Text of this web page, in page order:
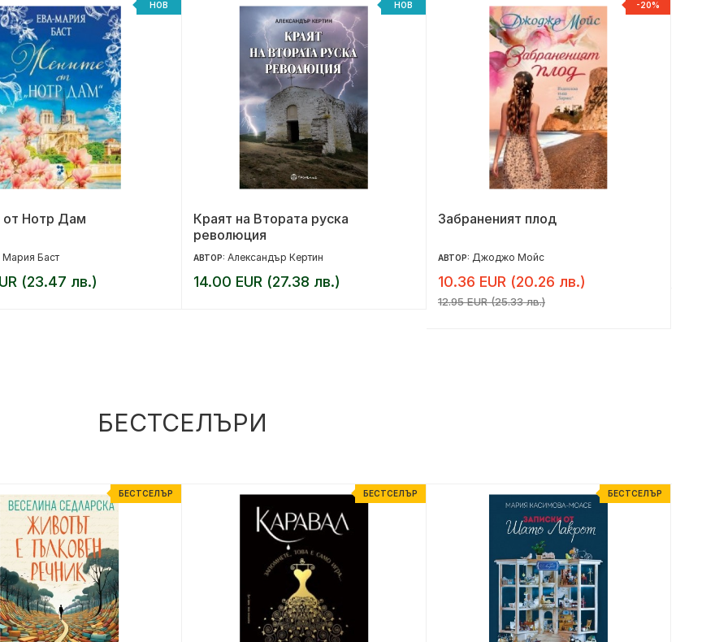
НОВ
Нотр Дам
Мария Баст
(23.47 лв.)
НОВ
Краят на Втората руска
революция
АВТОР: Александър Кертин
14.00 EUR (27.38 лв.)
-20%
Забраненият плод
АВТОР: Джоджо Мойс
10.36 EUR (20.26 лв.)
12.95 EUR (25.33 лв.)
БЕСТСЕЛЪРИ
БЕСТСЕЛЪР БЕСТСЕЛЪР БЕСТСЕЛЪР